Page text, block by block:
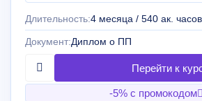
Длительность:4 месяца / 540 ак. часов
Документ:Диплом о ПП
-5% с промокодом